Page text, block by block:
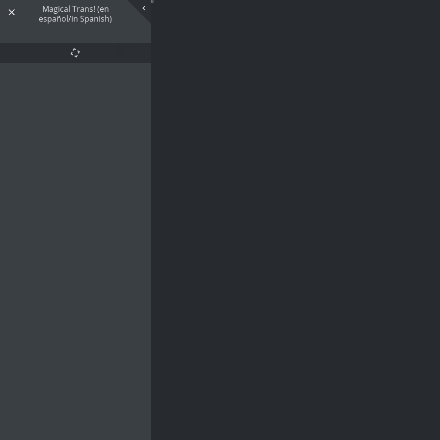
Magical Trans! (en
español/in Spanish)